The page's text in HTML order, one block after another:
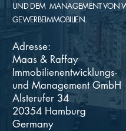
UND DEM MANAGEMENT VON
GEWERBEIMMOBILIEN.
Adresse:
Maas & Raffay
Immobilienentwicklungs-
und Management GmbH
Alsterufer 34
20354 Hamburg
Germany